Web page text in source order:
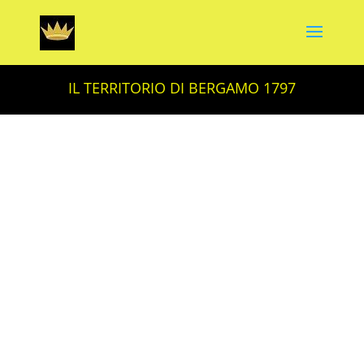
IL TERRITORIO DI BERGAMO 1797